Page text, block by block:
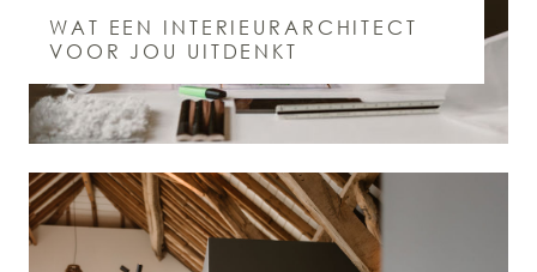
WAT EEN INTERIEURARCHITECT
VOOR JOU UITDENKT